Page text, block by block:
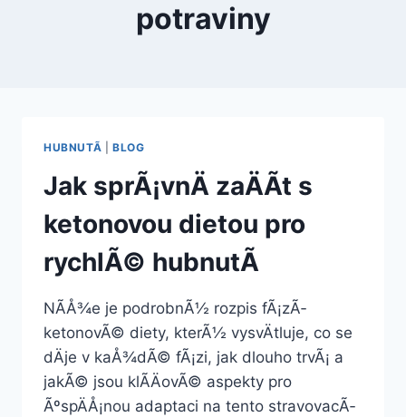
potraviny
HUBNUTÃ­ BLOG
Jak sprÃ¡vnÄ zaÄÃ­t s
ketonovou dietou pro
rychlÃ© hubnutÃ­
NÃ­Å¾e je podrobnÃ½ rozpis fÃ¡zÃ­
ketonovÃ© diety, kterÃ½ vysvÄtluje, co se
dÄje v kaÅ¾dÃ© fÃ¡zi, jak dlouho trvÃ¡ a
jakÃ© jsou klÃ­ÄovÃ© aspekty pro
ÃºspÄÅ¡nou adaptaci na tento stravovacÃ­